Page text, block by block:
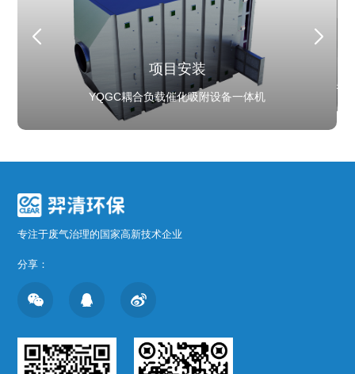
整体展示
羿清环保eclear助力锂电池正极材料车间VOCs废气治理
设备工艺
洗+转轮+RTO+YQGC耦合负载催化吸附设备一体机
项目安装
耦合负载催化吸附设备一体机
现场实拍
羿清环保eclear系统整体解决方案
羿清环保eclear助力锂电池正极材料车间
设备工艺
碱洗+转轮+RTO+YQGC耦合负载催化吸附设备一体
YQGC耦合负载催化吸附设备一体机
专注于废气治理的国家高新技术企业
分享：